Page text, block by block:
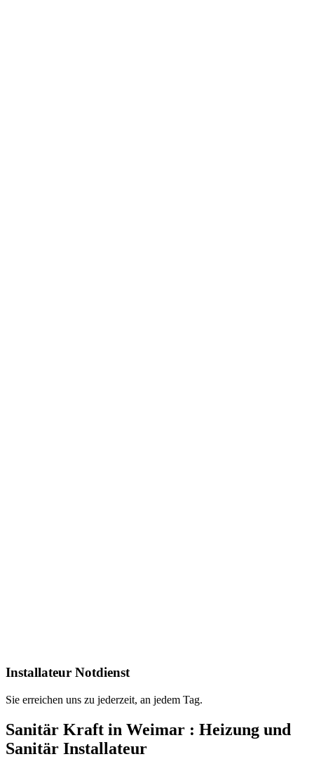
Installateur Notdienst
Sie erreichen uns zu jederzeit, an jedem Tag.
Sanitär Kraft in Weimar : Heizung und
Sanitär Installateur